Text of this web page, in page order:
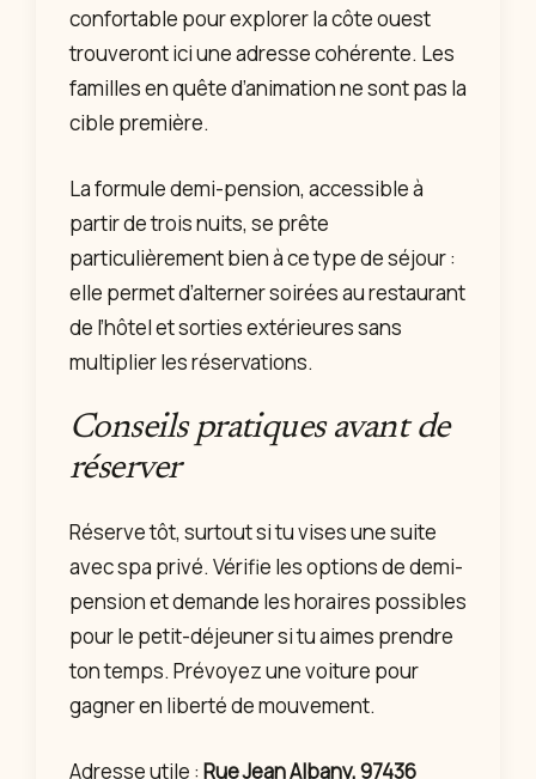
confortable pour explorer la côte ouest
trouveront ici une adresse cohérente. Les
familles en quête d’animation ne sont pas la
cible première.
La formule demi-pension, accessible à
partir de trois nuits, se prête
particulièrement bien à ce type de séjour :
elle permet d’alterner soirées au restaurant
de l’hôtel et sorties extérieures sans
multiplier les réservations.
Conseils pratiques avant de
réserver
Réserve tôt, surtout si tu vises une suite
avec spa privé. Vérifie les options de demi-
pension et demande les horaires possibles
pour le petit-déjeuner si tu aimes prendre
ton temps. Prévoyez une voiture pour
gagner en liberté de mouvement.
Adresse utile : Rue Jean Albany, 97436